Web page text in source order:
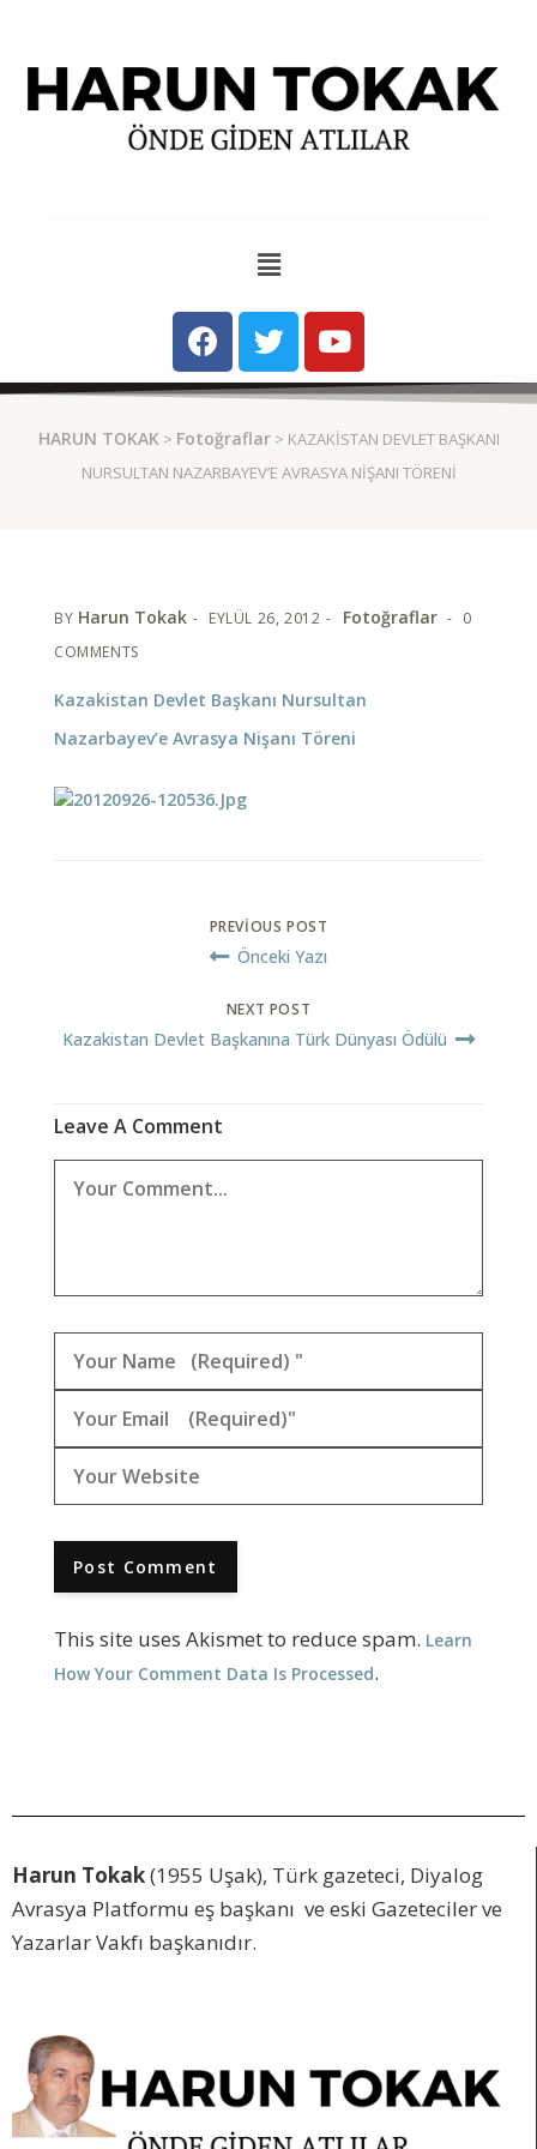
HARUN TOKAK > Fotoğraflar> KAZAKISTAN DEVLET BAŞKANI
NURSULTAN NAZARBAYEV’E AVRASYA NIŞANI TÖRENI
BY Harun Tokak EYLÜL 26, 2012 Fotoğraflar
0
COMMENTS
Kazakistan Devlet Başkanı Nursultan
Nazarbayev’e Avrasya Nişanı Töreni
PREVIOUS POST
Önceki Yazı
NEXT POST
Kazakistan Devlet Başkanına Türk Dünyası Ödülü
Leave A Comment
This site uses Akismet to reduce spam. Learn
How Your Comment Data Is Processed.
Harun Tokak(1955 Uşak), Türk gazeteci, Diyalog
Avrasya Platformu eş başkanı ve eski Gazeteciler ve
Yazarlar Vakfı başkanıdır.